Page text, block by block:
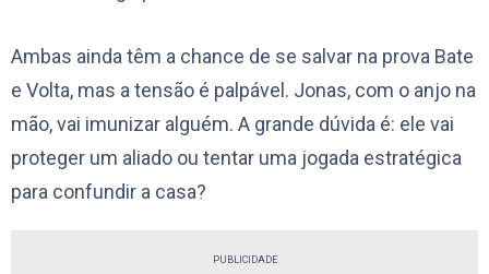
Ambas ainda têm a chance de se salvar na prova Bate
e Volta, mas a tensão é palpável. Jonas, com o anjo na
mão, vai imunizar alguém. A grande dúvida é: ele vai
proteger um aliado ou tentar uma jogada estratégica
para confundir a casa?
PUBLICIDADE